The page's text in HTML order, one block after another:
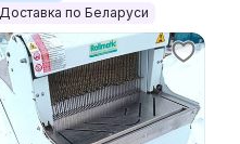
Доставка по Беларуси